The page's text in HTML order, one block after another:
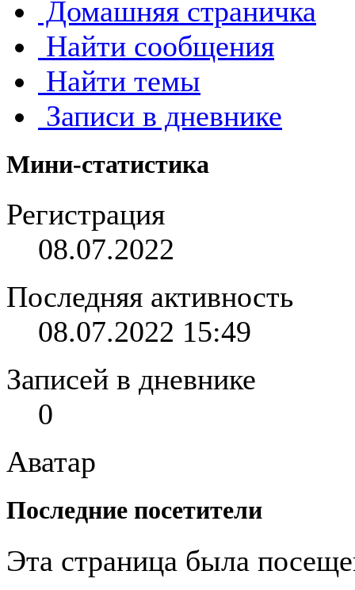
Домашняя страничка
Найти сообщения
Найти темы
Записи в дневнике
Мини-статистика
Регистрация
08.07.2022
Последняя активность
08.07.2022 15:49
Записей в дневнике
0
Аватар
Последние посетители
Эта страница была